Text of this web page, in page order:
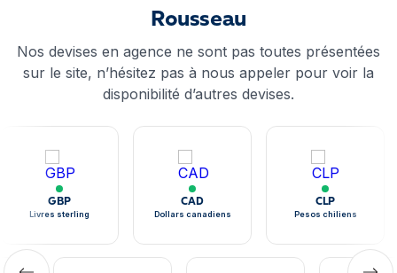
Rousseau
Nos devises en agence ne sont pas toutes présentées
sur le site, n’hésitez pas à nous appeler pour voir la
disponibilité d’autres devises.
GBP
Livres sterling
CAD
Dollars canadiens
CLP
Pesos chiliens